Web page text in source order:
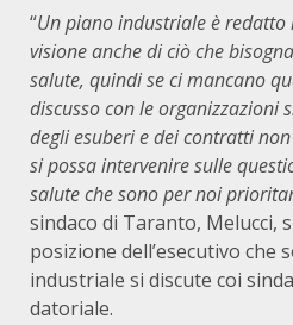
“Un piano industriale è redatto
visione anche di ciò che
salute, quindi se ci mancano
discusso con le organizzazioni
degli esuberi e dei contratti
si possa intervenire sulle
salute che sono per noi
sindaco di Taranto, Melucci,
posizione dell’esecutivo che
industriale si discute coi
datoriale.